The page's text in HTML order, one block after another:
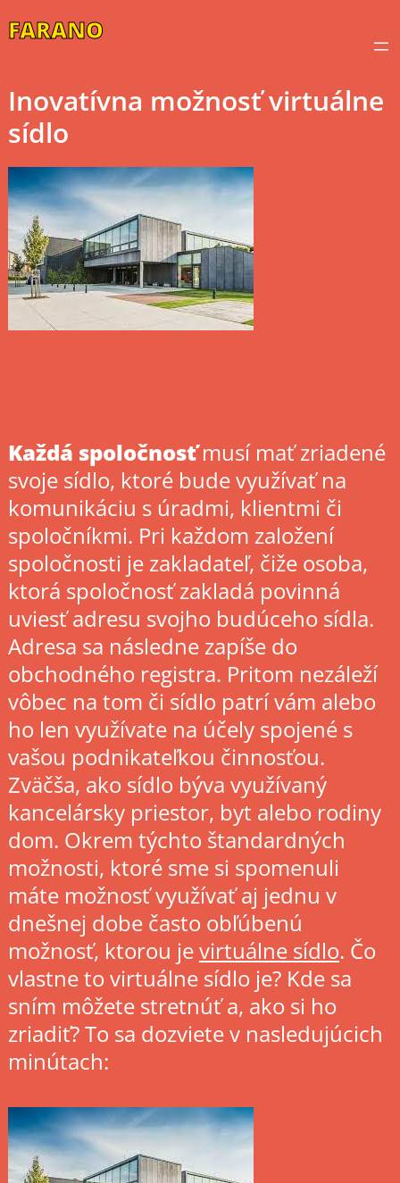
toFARANO
Inovatívna možnosť virtuálne
sídlo
Každá spoločnosťmusí mať zriadené
svoje sídlo, ktoré bude využívať na
komunikáciu s úradmi, klientmi či
spoločníkmi. Pri každom založení
spoločnosti je zakladateľ, čiže osoba,
ktorá spoločnosť zakladá povinná
uviesť adresu svojho budúceho sídla.
Adresa sa následne zapíše do
obchodného registra. Pritom nezáleží
vôbec na tom či sídlo patrí vám alebo
ho len využívate na účely spojené s
vašou podnikateľkou činnosťou.
Zväčša, ako sídlo býva využívaný
kancelársky priestor, byt alebo rodiny
dom. Okrem týchto štandardných
možnosti, ktoré sme si spomenuli
máte možnosť využívať aj jednu v
dnešnej dobe často obľúbenú
možnosť, ktorou jevirtuálne sídlo. Čo
vlastne to virtuálne sídlo je? Kde sa
sním môžete stretnúť a, ako si ho
zriadiť? To sa dozviete v nasledujúcich
minútach: